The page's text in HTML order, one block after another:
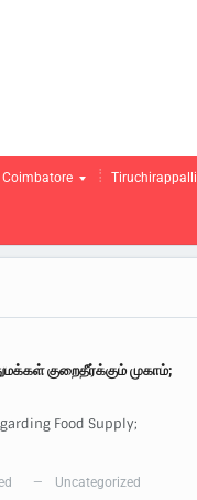
Coimbatore Tiruchirappalli
குறைதீர்க்கும் முகாம்;
Food Supply;
— Uncategorized